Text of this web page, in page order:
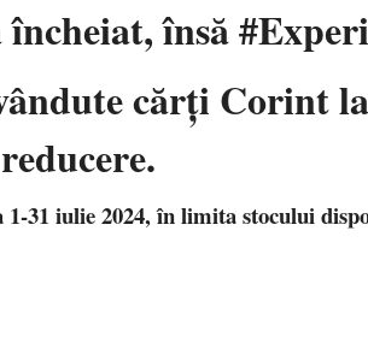
însă
cărţi Corint
reducere.
31 iulie 2024, în limita stocului